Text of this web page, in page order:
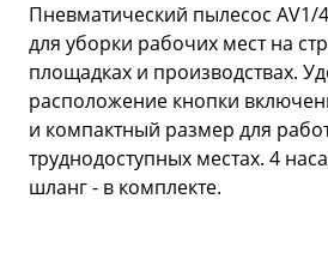
Пневматический пылесос AV1/
для уборки рабочих мест на
площадках и производствах.
расположение кнопки
и компактный размер для
труднодоступных местах. 4
шланг - в комплекте.